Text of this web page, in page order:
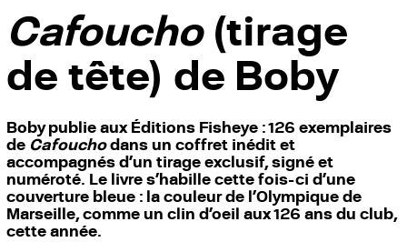
Cafoucho (tirage
de tête) de Boby
Boby publie aux Éditions Fisheye : 126 exemplaires
de Cafouchodans un coffret inédit et
accompagnés d’un tirage exclusif, signé et
numéroté. Le livre s’habille cette fois-ci d’une
couverture bleue : la couleur de l’Olympique de
Marseille, comme un clin d’oeil aux 126 ans du club,
cette année.